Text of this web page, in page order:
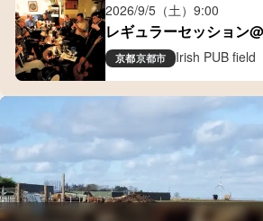
2026/9/5（土） 9:00
レギュラーセッション
京都京都市 Irish PUB field